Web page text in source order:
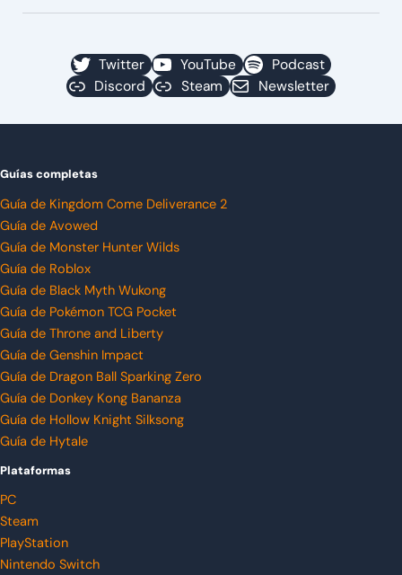
Twitter YouTube
Podcast
Discord
Steam Newsletter
Guías completas
Guía de Kingdom Come Deliverance 2
Guía de Avowed
Guía de Monster Hunter Wilds
Guía de Roblox
Guía de Black Myth Wukong
Guía de Pokémon TCG Pocket
Guía de Throne and Liberty
Guía de Genshin Impact
Guía de Dragon Ball Sparking Zero
Guía de Donkey Kong Bananza
Guía de Hollow Knight Silksong
Guía de Hytale
Plataformas
PC
Steam
PlayStation
Nintendo Switch